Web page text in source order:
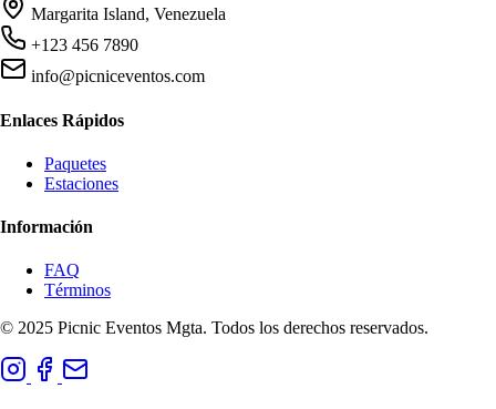
Margarita Island, Venezuela
+123 456 7890
info@picniceventos.com
Enlaces Rápidos
Paquetes
Estaciones
Información
FAQ
Términos
© 2025 Picnic Eventos Mgta. Todos los derechos reservados.